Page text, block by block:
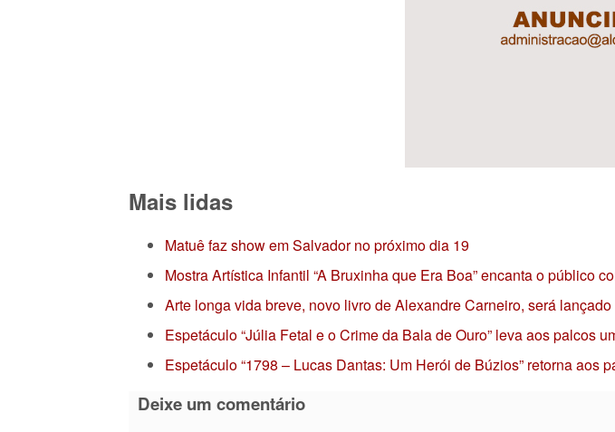
Mais lidas
Matuê faz show em Salvador no próximo dia 19
Mostra Artística Infantil “A Bruxinha que Era Boa” encanta o público
Arte longa vida breve, novo livro de Alexandre Carneiro, será
Espetáculo “Júlia Fetal e o Crime da Bala de Ouro” leva aos palcos
Espetáculo “1798 – Lucas Dantas: Um Herói de Búzios” retorna
Deixe um comentário